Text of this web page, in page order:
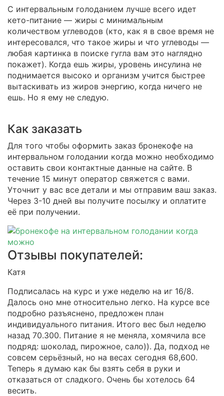
С интервальным голоданием лучше всего идет
кето-питание — жиры с минимальным
количеством углеводов (кто, как я в свое время не
интересовался, что такое жиры и что углеводы —
любая картинка в поиске гугла вам это наглядно
покажет). Когда ешь жиры, уровень инсулина не
поднимается высоко и организм учится быстрее
вытаскивать из жиров энергию, когда ничего не
ешь. Но я ему не следую.
Как заказать
Для того чтобы оформить заказ бронекофе на
интервальном голодании когда можно необходимо
оставить свои контактные данные на сайте. В
течение 15 минут оператор свяжется с вами.
Уточнит у вас все детали и мы отправим ваш заказ.
Через 3-10 дней вы получите посылку и оплатите
её при получении.
Отзывы покупателей:
Катя
Подписалась на курс и уже неделю на иг 16/8.
Далось оно мне относительно легко. На курсе все
подробно разъяснено, предложен план
индивидуального питания. Итого вес был неделю
назад 70.300. Питание я не меняла, хомячила все
подряд: шоколад, пирожное, сало)). Да, подход не
совсем серьёзный, но на весах сегодня 68,600.
Теперь я думаю как бы взять себя в руки и
отказаться от сладкого. Очень бы хотелось 64
весить.